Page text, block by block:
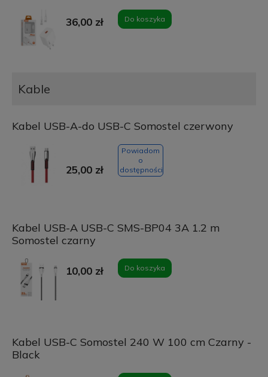
36,00 zł Do koszyka
Kable
Kabel USB-A-do USB-C Somostel czerwony
25,00 zł
Powiadom
o
dostępności
Kabel USB-A USB-C SMS-BP04 3A 1.2 m
Somostel czarny
10,00 zł Do koszyka
Kabel USB-C Somostel 240 W 100 cm Czarny -
Black